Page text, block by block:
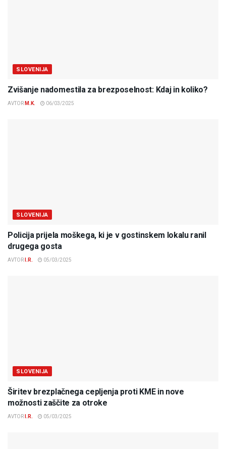
SLOVENIJA
Zvišanje nadomestila za brezposelnost: Kdaj in koliko?
AVTOR M.K. 06/03/2025
SLOVENIJA
Policija prijela moškega, ki je v gostinskem lokalu ranil
drugega gosta
AVTOR I.R. 05/03/2025
SLOVENIJA
Širitev brezplačnega cepljenja proti KME in nove
možnosti zaščite za otroke
AVTOR I.R. 05/03/2025